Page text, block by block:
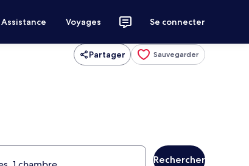
Assistance Voyages Se connecter
Partager Sauvegarder
Rechercher